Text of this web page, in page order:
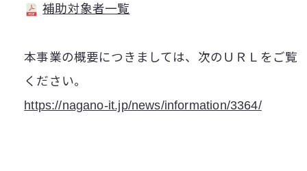
補助対象者一覧
本事業の概要につきましては、次のＵＲＬをご覧
ください。
https://nagano-it.jp/news/information/3364/